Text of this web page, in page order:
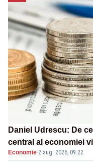
Daniel Udrescu: De
central al economiei
Economie·2 aug. 2026, 09:22